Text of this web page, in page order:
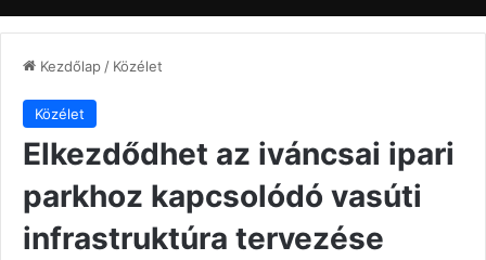
Kezdőlap/ Közélet
Közélet
Elkezdődhet az iváncsai ipari
parkhoz kapcsolódó vasúti
infrastruktúra tervezése